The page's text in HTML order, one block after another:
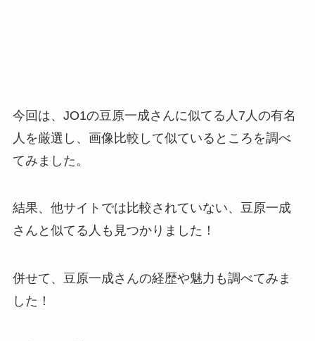
今回は、JO1の豆原一成さんに似てる人7人の有名
人を厳選し、画像比較して似ているところを調べ
てみました。
結果、他サイトでは比較されていない、豆原一成
さんと似てる人も見つかりました！
併せて、豆原一成さんの経歴や魅力も調べてみま
した！